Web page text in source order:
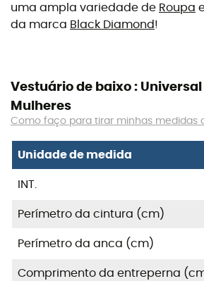
uma ampla variedade de Roupa
da marca Black Diamond!
Vestuário de baixo : Universal
Mulheres
Como faço para tirar minhas medidas
Unidade de medida
INT.
Perímetro da cintura (cm)
Perímetro da anca (cm)
Comprimento da entreperna